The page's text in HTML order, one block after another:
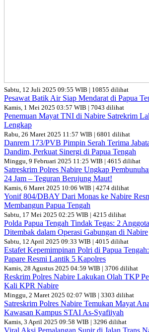
Sabtu, 12 Juli 2025 09:55 WIB | 10855 dilihat
Pesawat Batik Air Siap Mendarat di Papua
Kamis, 1 Mei 2025 03:57 WIB | 7043 dilihat
Penemuan Mayat TNI di Nabire Satrekrim
Lengkap
Rabu, 26 Maret 2025 11:57 WIB | 6801 dilihat
Danrem 173/PVB Pimpin Serah Terima
Dandim, Perkuat Sinergi di Papua Tengah
Minggu, 9 Februari 2025 11:25 WIB | 4615 dilihat
Satreskrim Polres Nabire Ungkap
24 Jam – Teguran Berujung Maut!
Kamis, 6 Maret 2025 10:06 WIB | 4274 dilihat
Yonif 804/DBAY Dari Monas ke Nabire
Membangun Papua Tengah
Sabtu, 17 Mei 2025 02:25 WIB | 4215 dilihat
Polda Papua Tengah Tindak Tegas: 2
Ditembak dalam Operasi Gabungan di Nabire
Sabtu, 12 April 2025 09:33 WIB | 4015 dilihat
Estafet Kepemimpinan Polri di Papua
Papare Resmi Lantik 5 Kapolres
Kamis, 28 Agustus 2025 04:59 WIB | 3706 dilihat
Reskrim Polres Nabire Lakukan Olah TKP
Kali KPR Nabire
Minggu, 2 Maret 2025 02:07 WIB | 3303 dilihat
Satreskrim Polres Nabire Temukan Mayat
Kawasan Kampus STAI As-Syafiiyah
Kamis, 3 April 2025 09:58 WIB | 3296 dilihat